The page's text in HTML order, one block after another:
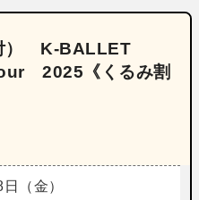
） K‐BALLET
2025《くるみ割
（金）